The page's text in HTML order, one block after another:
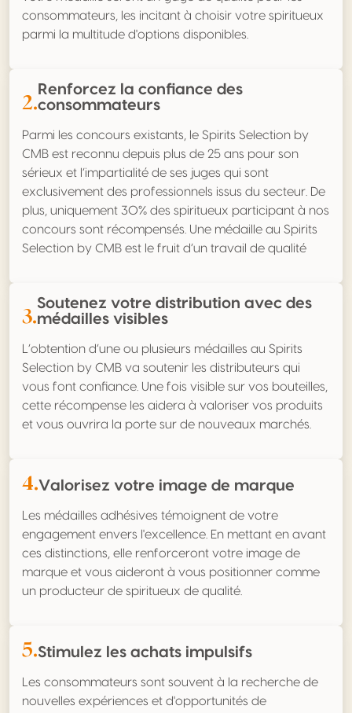
consommateurs, les incitant à choisir votre spiritueux
parmi la multitude d'options disponibles.
2. Renforcez la confiance des
consommateurs
Parmi les concours existants, le Spirits Selection by
CMB est reconnu depuis plus de 25 ans pour son
sérieux et l’impartialité de ses juges qui sont
exclusivement des professionnels issus du secteur. De
plus, uniquement 30% des spiritueux participant à nos
concours sont récompensés. Une médaille au Spirits
Selection by CMB est le fruit d’un travail de qualité
3.Soutenez votre distribution avec des
médailles visibles
L’obtention d’une ou plusieurs médailles au Spirits
Selection by CMB va soutenir les distributeurs qui
vous font confiance. Une fois visible sur vos bouteilles,
cette récompense les aidera à valoriser vos produits
et vous ouvrira la porte sur de nouveaux marchés.
4.Valorisez votre image de marque
Les médailles adhésives témoignent de votre
engagement envers l'excellence. En mettant en avant
ces distinctions, elle renforceront votre image de
marque et vous aideront à vous positionner comme
un producteur de spiritueux de qualité.
5.Stimulez les achats impulsifs
Les consommateurs sont souvent à la recherche de
nouvelles expériences et d'opportunités de